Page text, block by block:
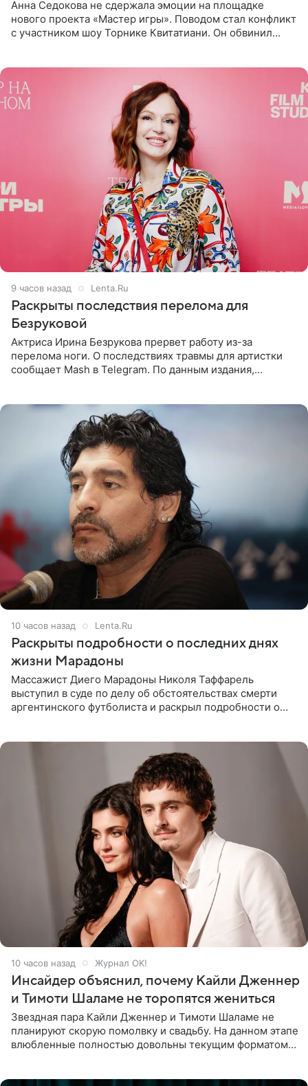
Анна Седокова не сдержала эмоции на площадке
нового проекта «Мастер игры». Поводом стал конфликт
с участником шоу Торнике Квитатиани. Он обвинил
9 часов назад Lenta.Ru
Раскрыты последствия перелома для
Безруковой
Актриса Ирина Безрукова прервет работу из-за
перелома ноги. О последствиях травмы для артистки
сообщает Mash в Telegram. По данным издания,
10 часов назад Lenta.Ru
Раскрыты подробности о последних днях
жизни Марадоны
Массажист Диего Марадоны Николя Таффарель
выступил в суде по делу об обстоятельствах смерти
аргентинского футболиста и раскрыл подробности о
10 часов назад Журнал OK!
Инсайдер объяснил, почему Кайли Дженнер
и Тимоти Шаламе не торопятся жениться
Звездная пара Кайли Дженнер и Тимоти Шаламе не
планируют скорую помолвку и свадьбу. На данном этапе
влюбленные полностью довольны текущим форматом